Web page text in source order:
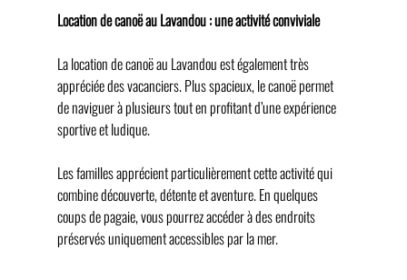
Location de canoë au Lavandou : une activité conviviale
La location de canoë au Lavandou est également très
appréciée des vacanciers. Plus spacieux, le canoë permet
de naviguer à plusieurs tout en profitant d’une expérience
sportive et ludique.
Les familles apprécient particulièrement cette activité qui
combine découverte, détente et aventure. En quelques
coups de pagaie, vous pourrez accéder à des endroits
préservés uniquement accessibles par la mer.